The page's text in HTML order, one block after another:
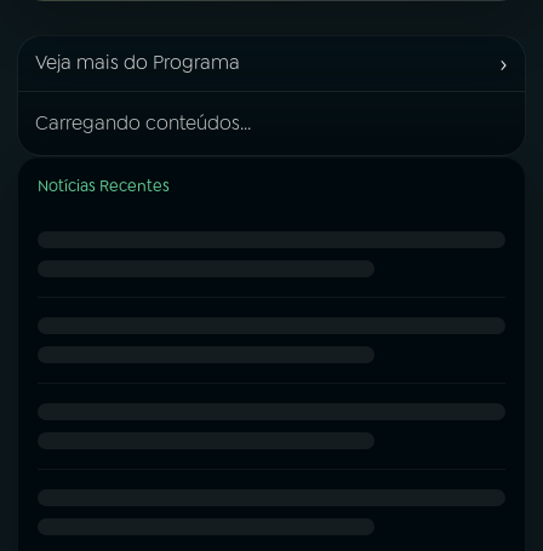
Veja mais do Programa ›
Carregando conteúdos...
Notícias Recentes